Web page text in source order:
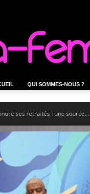
femme.tn
QUI SOMMES-NOUS ?
ses retraités : une source...